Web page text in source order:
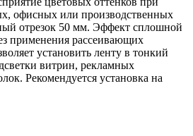
офисных или производственных
отрезок 50 мм. Эффект сплошной
применения рассеивающих
установить ленту в тонкий
витрин, рекламных
Рекомендуется установка на